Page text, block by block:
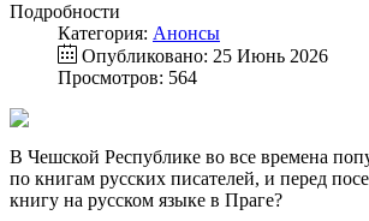
Подробности
Категория: Анонсы
Опубликовано: 25 Июнь 2026
Просмотров: 564
В Чешской Республике во все времена
по книгам русских писателей, и перед
книгу на русском языке в Праге?